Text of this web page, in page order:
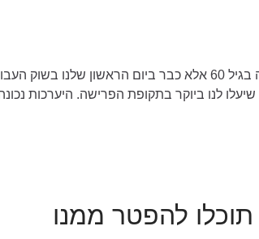
להיערך נכון לפרישה היערכות לפרישה לא מתחילה בגיל
שיעלו לנו ביוקר בתקופת הפרישה. היערכות
להפטר ממנו